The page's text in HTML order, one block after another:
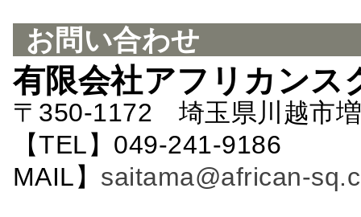
お問い合わせ
有限会社アフリカンス
〒350-1172 埼玉県川越市
【TEL】049-241-
MAIL】 saitama@african-